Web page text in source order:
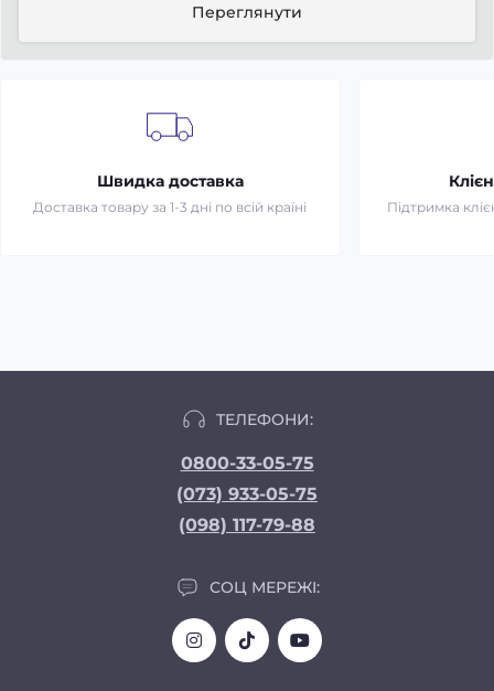
Переглянути
Швидка доставка
Доставка товару за 1-3 дні по всій країні Підтримка
ТЕЛЕФОНИ:
0800-33-05-75
(073) 933-05-75
(098) 117-79-88
СОЦ МЕРЕЖІ: